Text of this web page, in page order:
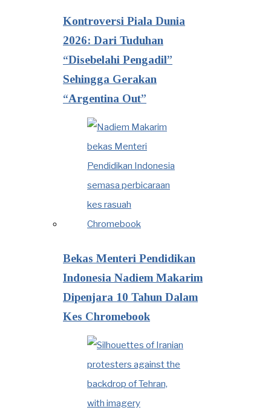
Kontroversi Piala Dunia
2026: Dari Tuduhan
“Disebelahi Pengadil”
Sehingga Gerakan
“Argentina Out”
Bekas Menteri Pendidikan
Indonesia Nadiem Makarim
Dipenjara 10 Tahun Dalam
Kes Chromebook